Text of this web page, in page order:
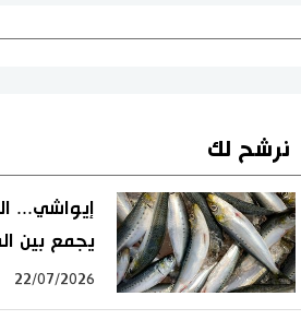
نرشح لك
إيواشي...
يجمع بين
22/07/2026